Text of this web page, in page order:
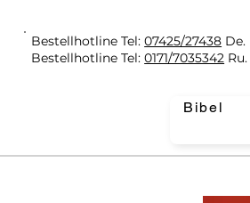
Bestellhotline Tel:07425/27438 De.
Bestellhotline Tel:0171/7035342 Ru.
Bibel